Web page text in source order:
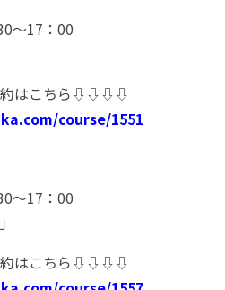
～17：00
はこちら⇩⇩⇩⇩
course/1551
～17：00
はこちら⇩⇩⇩⇩